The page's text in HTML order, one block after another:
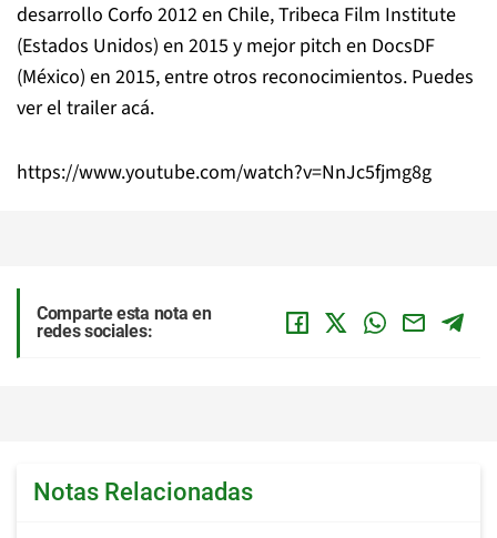
desarrollo Corfo 2012 en Chile, Tribeca Film Institute
(Estados Unidos) en 2015 y mejor pitch en DocsDF
(México) en 2015, entre otros reconocimientos. Puedes
ver el trailer acá.
https://www.youtube.com/watch?v=NnJc5fjmg8g
Comparte esta nota en
redes sociales:
Notas Relacionadas